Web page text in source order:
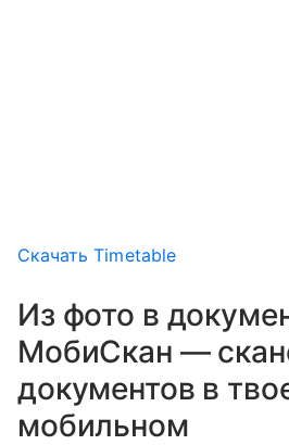
Скачать Timetable
Из фото в
МобиСкан —
документов в
мобильном